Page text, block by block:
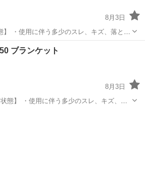
8月3日
・詳細は現地でご確認ください ・お値引
願います ※中古品のため、状態...
現地
ブランケット
8月3日